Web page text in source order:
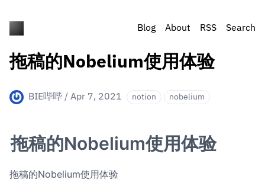
Blog About RSS Search
拖稿的Nobelium使用体验
BIE哔哔 / Apr 7, 2021 notion nobelium
拖稿的Nobelium使用体验
拖稿的Nobelium使用体验